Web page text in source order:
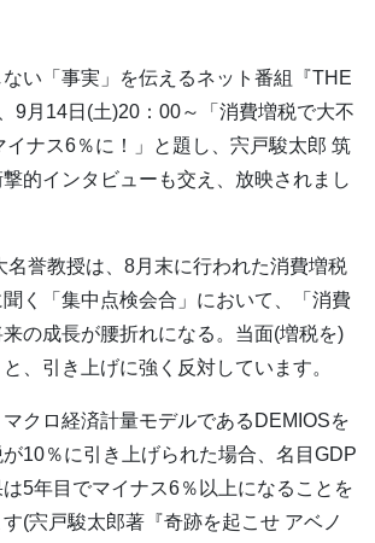
い「事実」を伝えるネット番組『THE
9月14日(土)20：00～「消費増税で大不
イナス6％に！」と題し、宍戸駿太郎 筑
的インタビューも交え、放映されまし
名誉教授は、8月末に行われた消費増税
く「集中点検会合」において、「消費
の成長が腰折れになる。当面(増税を)
、引き上げに強く反対しています。
クロ経済計量モデルであるDEMIOSを
10％に引き上げられた場合、名目GDP
5年目でマイナス6％以上になることを
(宍戸駿太郎著『奇跡を起こせ アベノ